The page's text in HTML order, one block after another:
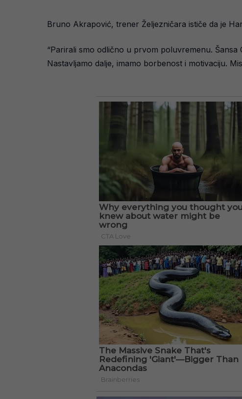
Bruno Akrapović, trener Željezničara ističe da je
“Parirali smo odlično u prvom poluvremenu. Šansa
Nastavljamo dalje, imamo borbenost i motivaciju.